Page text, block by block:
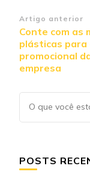
de
post
Artigo anterior
Conte com as
plásticas para
promocional
empresa
Procurando
algo?
POSTS